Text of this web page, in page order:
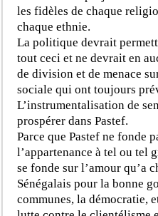
les fidèles de chaque
chaque ethnie.
La politique devrait
tout ceci et ne devrait en
de division et de menace
sociale qui ont toujours
L’instrumentalisation de
prospérer dans Pastef.
Parce que Pastef ne fonde
l’appartenance à tel ou tel
se fonde sur l’amour qu’a
Sénégalais pour la bonne
communes, la démocratie,